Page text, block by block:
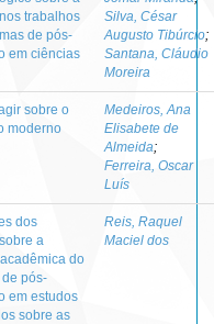
trabalhos
de pós-
em ciências
Silva, César
Augusto Tibúrcio;
Santana, Cláudio
Moreira
sobre o
moderno
Medeiros, Ana
Elisabete de
Almeida;
Ferreira, Oscar
Luís
dos
a
do
pós-
em estudos
sobre as
Reis, Raquel
Maciel dos